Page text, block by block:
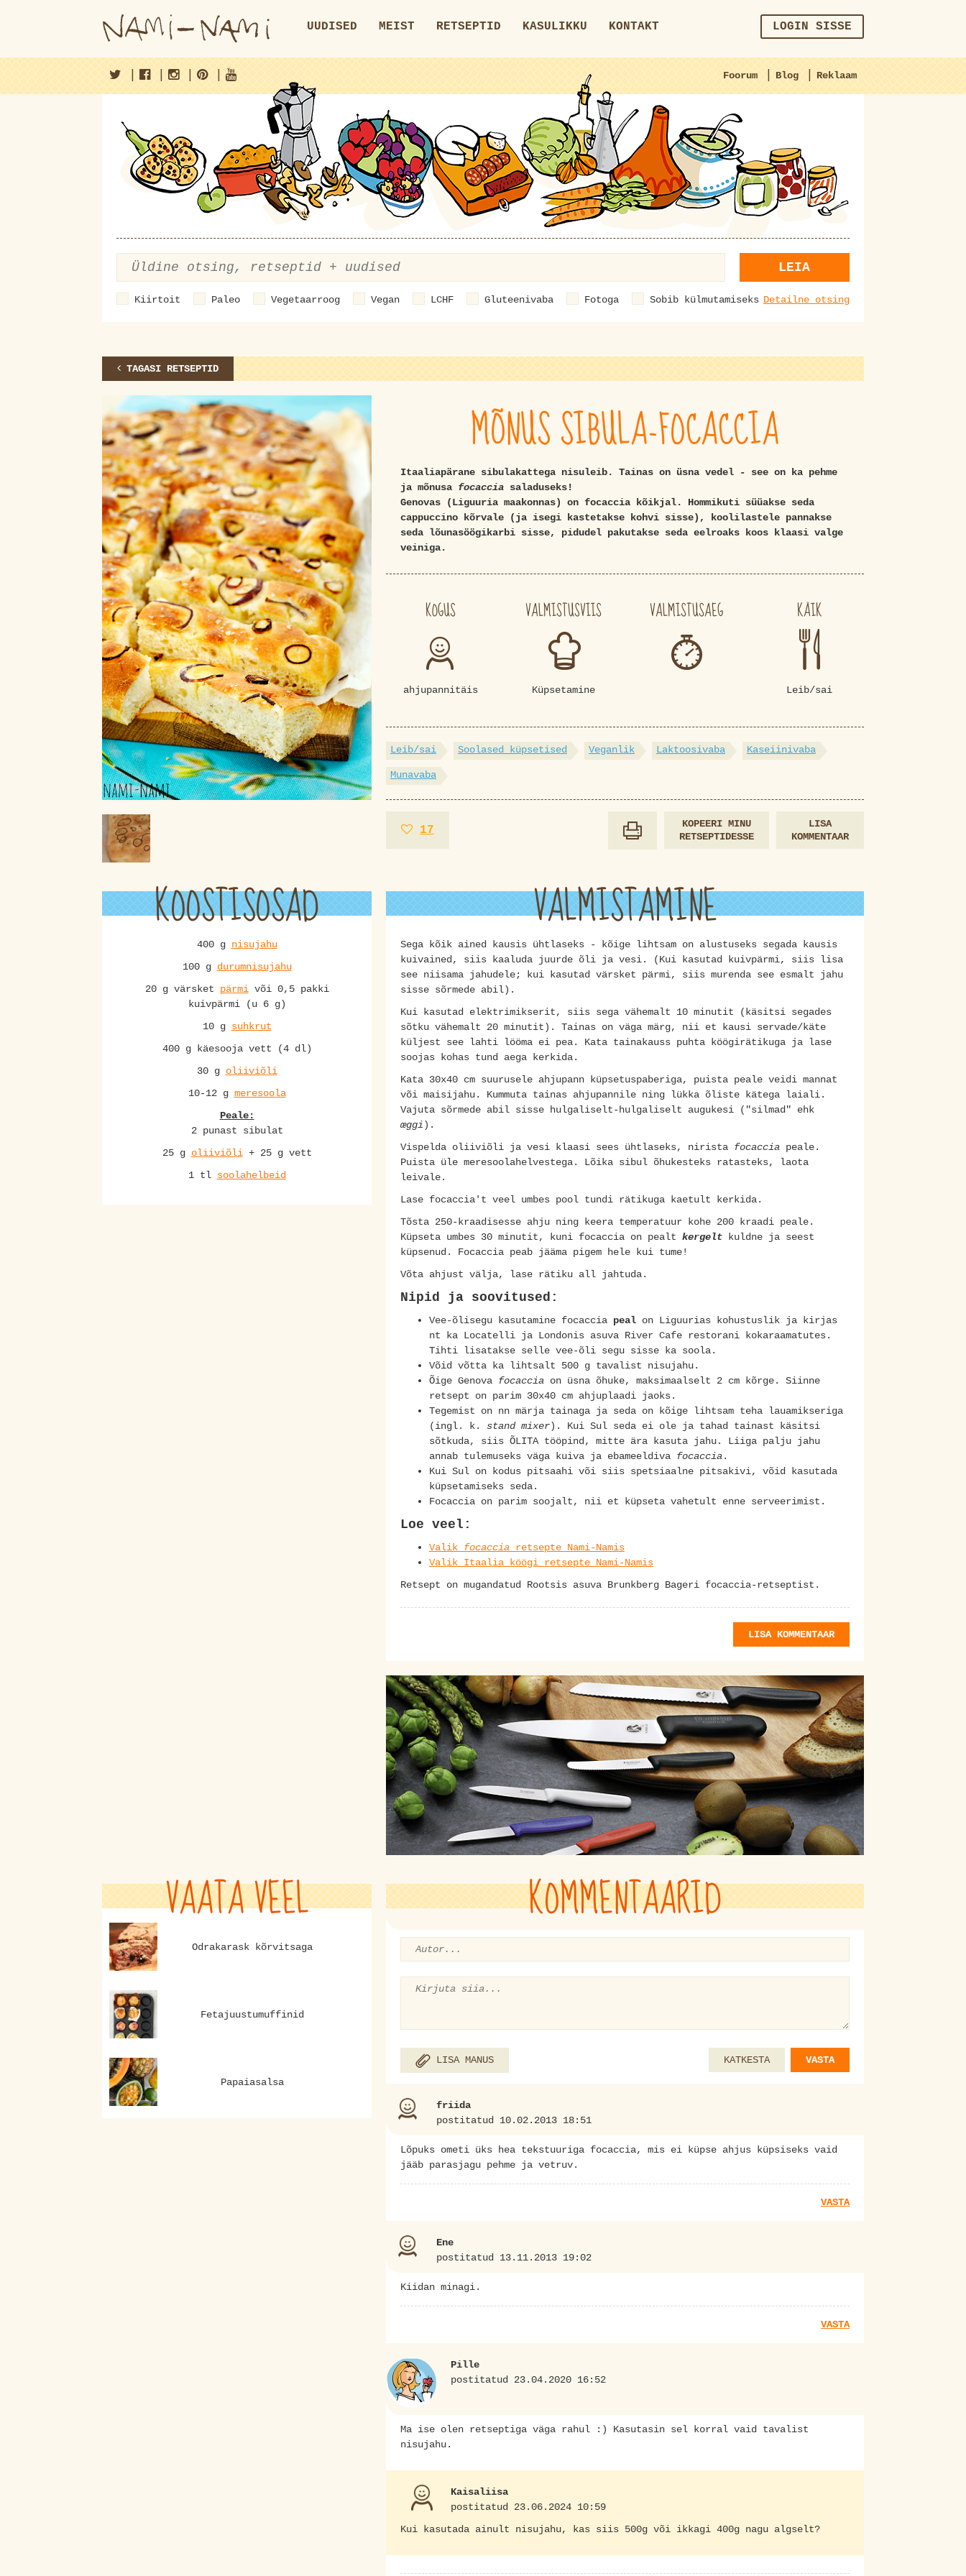
UUDISED MEIST RETSEPTID KASULIKKU KONTAKT LOGIN SISSE
Foorum | Blog | Reklaam
| | | |
LEIA
Kiirtoit Paleo Vegetaarroog Vegan LCHF Gluteenivaba Fotoga Sobib külmutamiseks Detailne otsing
TAGASI RETSEPTID
MÕNUS SIBULA-FOCACCIA
Itaaliapärane sibulakattega nisuleib. Tainas on üsna vedel - see on ka pehme
ja mõnusa focaccia saladuseks!
Genovas (Liguuria maakonnas) on focaccia kõikjal. Hommikuti süüakse seda
cappuccino kõrvale (ja isegi kastetakse kohvi sisse), koolilastele pannakse
seda lõunasöögikarbi sisse, pidudel pakutakse seda eelroaks koos klaasi valge
veiniga.
KOGUS
ahjupannitäis
VALMISTUSVIIS
Küpsetamine
VALMISTUSAEG KÄIK
Leib/sai
Leib/sai Soolased küpsetised Veganlik Laktoosivaba Kaseiinivaba
Munavaba
17
LISA
KOMMENTAAR
KOPEERI MINU
RETSEPTIDESSE
KOOSTISOSAD
400 g nisujahu
100 g durumnisujahu
20 g värsket pärmivõi 0,5 pakki
kuivpärmi (u 6 g)
10 g suhkrut
400 g käesooja vett (4 dl)
30 g oliiviõli
10-12 g meresoola
Peale:
2 punast sibulat
25 g oliiviõli+ 25 g vett
1 tl soolahelbeid
VALMISTAMINE
Sega kõik ained kausis ühtlaseks - kõige lihtsam on alustuseks segada kausis
kuivained, siis kaaluda juurde õli ja vesi. (Kui kasutad kuivpärmi, siis lisa
see niisama jahudele; kui kasutad värsket pärmi, siis murenda see esmalt jahu
sisse sõrmede abil).
Kui kasutad elektrimikserit, siis sega vähemalt 10 minutit (käsitsi segades
sõtku vähemalt 20 minutit). Tainas on väga märg, nii et kausi servade/käte
küljest see lahti lööma ei pea. Kata tainakauss puhta köögirätikuga ja lase
soojas kohas tund aega kerkida.
Kata 30x40 cm suurusele ahjupann küpsetuspaberiga, puista peale veidi mannat
või maisijahu. Kummuta tainas ahjupannile ning lükka õliste kätega laiali.
Vajuta sõrmede abil sisse hulgaliselt-hulgaliselt augukesi ("silmad" ehk
œggi).
Vispelda oliiviõli ja vesi klaasi sees ühtlaseks, nirista focaccia peale.
Puista üle meresoolahelvestega. Lõika sibul õhukesteks ratasteks, laota
leivale.
Lase focaccia't veel umbes pool tundi rätikuga kaetult kerkida.
Tõsta 250-kraadisesse ahju ning keera temperatuur kohe 200 kraadi peale.
Küpseta umbes 30 minutit, kuni focaccia on pealt kergelt kuldne ja seest
küpsenud. Focaccia peab jääma pigem hele kui tume!
Võta ahjust välja, lase rätiku all jahtuda.
Nipid ja soovitused:
Vee-õlisegu kasutamine focaccia peal on Liguurias kohustuslik ja kirjas
nt ka Locatelli ja Londonis asuva River Cafe restorani kokaraamatutes.
Tihti lisatakse selle vee-õli segu sisse ka soola.
Võid võtta ka lihtsalt 500 g tavalist nisujahu.
Õige Genova focaccia on üsna õhuke, maksimaalselt 2 cm kõrge. Siinne
retsept on parim 30x40 cm ahjuplaadi jaoks.
Tegemist on nn märja tainaga ja seda on kõige lihtsam teha lauamikseriga
(ingl. k. stand mixer). Kui Sul seda ei ole ja tahad tainast käsitsi
sõtkuda, siis ÕLITA tööpind, mitte ära kasuta jahu. Liiga palju jahu
annab tulemuseks väga kuiva ja ebameeldiva focaccia.
Kui Sul on kodus pitsaahi või siis spetsiaalne pitsakivi, võid kasutada
küpsetamiseks seda.
Focaccia on parim soojalt, nii et küpseta vahetult enne serveerimist.
Loe veel:
Valik focaccia retsepte Nami-Namis
Valik Itaalia köögi retsepte Nami-Namis
Retsept on mugandatud Rootsis asuva Brunkberg Bageri focaccia-retseptist.
LISA KOMMENTAAR
KOMMENTAARID
LISA MANUS KATKESTA VASTA
friida
postitatud 10.02.2013 18:51
Lõpuks ometi üks hea tekstuuriga focaccia, mis ei küpse ahjus küpsiseks vaid
jääb parasjagu pehme ja vetruv.
VASTA
Ene
postitatud 13.11.2013 19:02
Kiidan minagi.
VASTA
Pille
postitatud 23.04.2020 16:52
Ma ise olen retseptiga väga rahul :) Kasutasin sel korral vaid tavalist
nisujahu.
Kaisaliisa
postitatud 23.06.2024 10:59
Kui kasutada ainult nisujahu, kas siis 500g või ikkagi 400g nagu algselt?
VAATA VEEL
Odrakarask kõrvitsaga
Fetajuustumuffinid
Papaiasalsa